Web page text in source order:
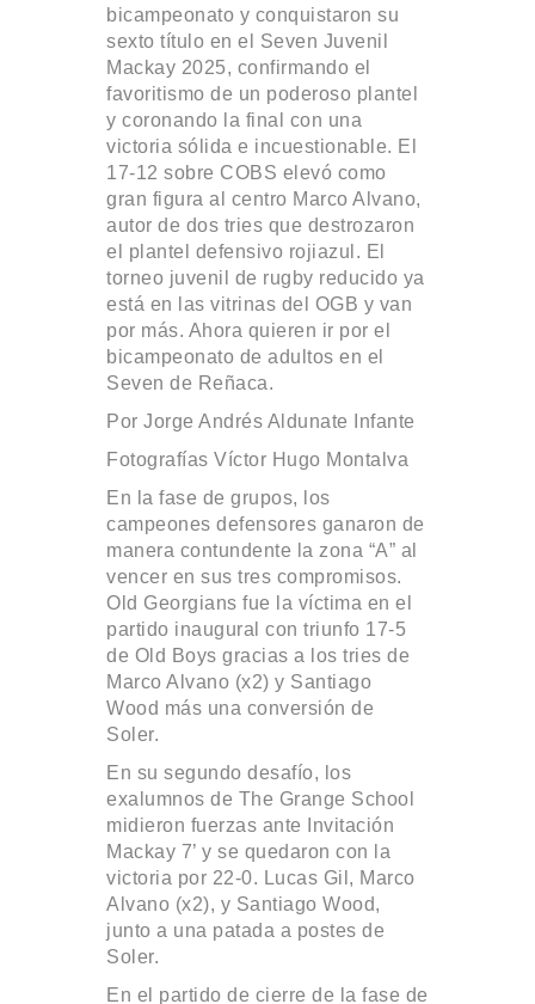
bicampeonato y conquistaron su
sexto título en el Seven Juvenil
Mackay 2025, confirmando el
favoritismo de un poderoso plantel
y coronando la final con una
victoria sólida e incuestionable. El
17-12 sobre COBS elevó como
gran figura al centro Marco Alvano,
autor de dos tries que destrozaron
el plantel defensivo rojiazul. El
torneo juvenil de rugby reducido ya
está en las vitrinas del OGB y van
por más. Ahora quieren ir por el
bicampeonato de adultos en el
Seven de Reñaca.
Por Jorge Andrés Aldunate Infante
Fotografías Víctor Hugo Montalva
En la fase de grupos, los
campeones defensores ganaron de
manera contundente la zona “A” al
vencer en sus tres compromisos.
Old Georgians fue la víctima en el
partido inaugural con triunfo 17-5
de Old Boys gracias a los tries de
Marco Alvano (x2) y Santiago
Wood más una conversión de
Soler.
En su segundo desafío, los
exalumnos de The Grange School
midieron fuerzas ante Invitación
Mackay 7’ y se quedaron con la
victoria por 22-0. Lucas Gil, Marco
Alvano (x2), y Santiago Wood,
junto a una patada a postes de
Soler.
En el partido de cierre de la fase de